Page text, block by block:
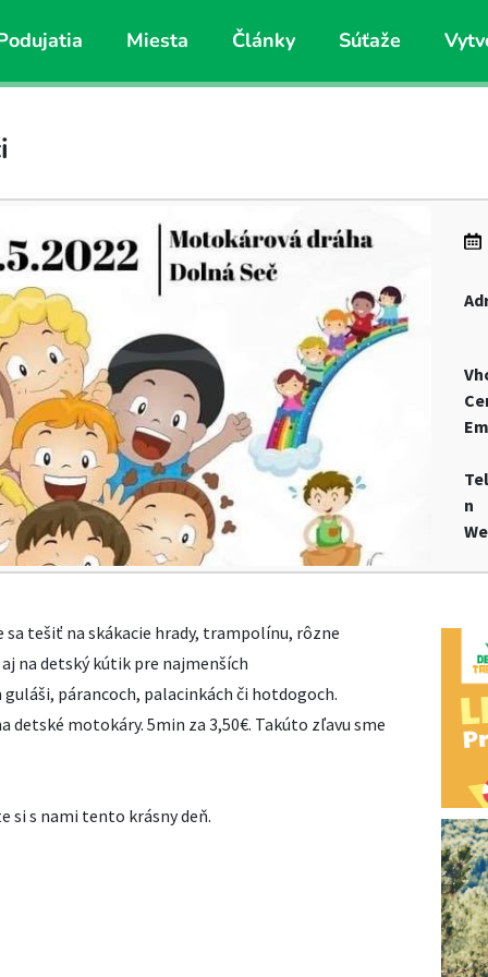
Miesta Články Súťaže
n
sa tešiť na skákacie hrady, trampolínu, rôzne
na detský kútik pre najmenších
párancoch, palacinkách či hotdogoch.
detské motokáry. 5min za 3,50€. Takúto zľavu sme
si s nami tento krásny deň.